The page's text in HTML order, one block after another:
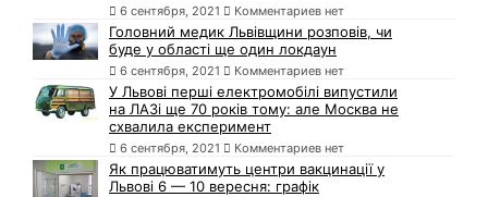
6 сентября, 2021 Комментариев нет
Головний медик Львівщини розповів, чи
буде у області ще один локдаун
6 сентября, 2021 Комментариев нет
У Львові перші електромобілі випустили
на ЛАЗі ще 70 років тому: але Москва не
схвалила експеримент
6 сентября, 2021 Комментариев нет
Як працюватимуть центри вакцинації у
Львові 6 — 10 вересня: графік